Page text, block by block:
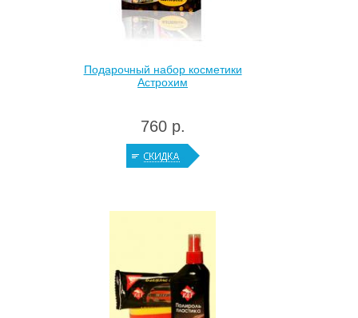
Подарочный набор косметики
Астрохим
760 р.